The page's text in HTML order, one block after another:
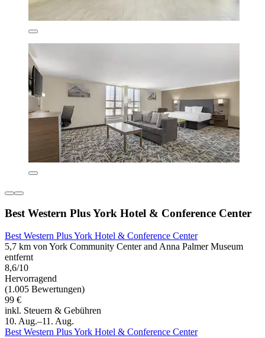
Best Western Plus York Hotel & Conference Center
Best Western Plus York Hotel & Conference Center
5,7 km von York Community Center and Anna Palmer Museum
entfernt
8,6/10
Hervorragend
(1.005 Bewertungen)
99 €
inkl. Steuern & Gebühren
10. Aug.–11. Aug.
Best Western Plus York Hotel & Conference Center